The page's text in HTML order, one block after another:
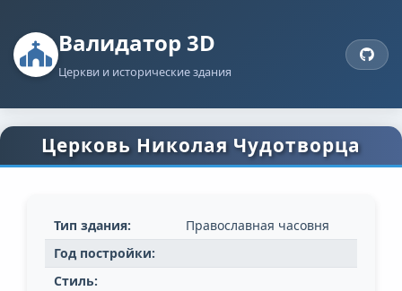
Валидатор 3D
Церкви и исторические здания
Церковь Николая Чудотворца
Тип здания:
Православная часовня
Год постройки:
Стиль: